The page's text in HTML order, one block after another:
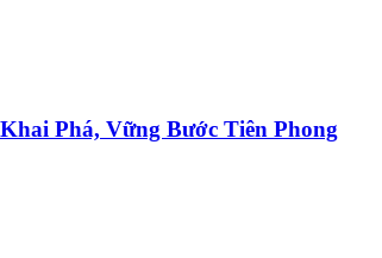
Phá, Vững Bước Tiên Phong